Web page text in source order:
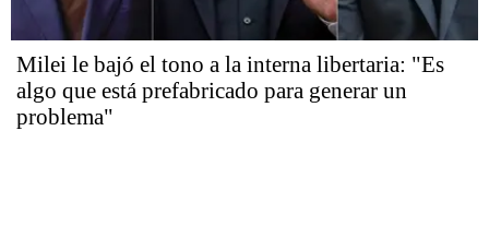
Milei le bajó el tono a la interna libertaria: "Es
algo que está prefabricado para generar un
problema"